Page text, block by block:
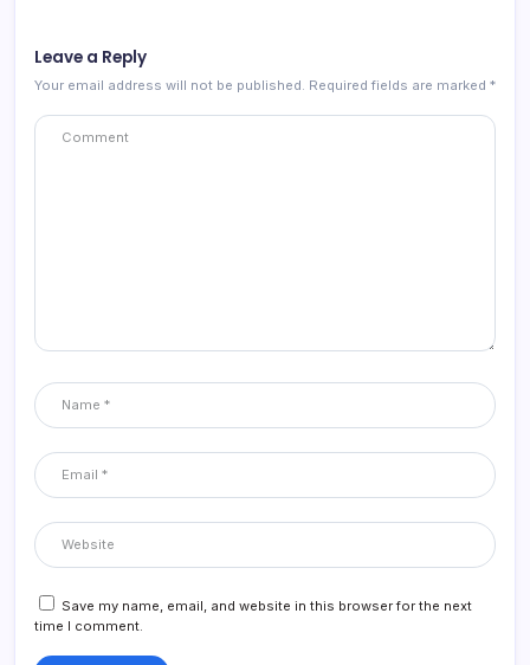
Leave a Reply
Your email address will not be published. Required fields are marked *
Save my name, email, and website in this browser for the next
time I comment.